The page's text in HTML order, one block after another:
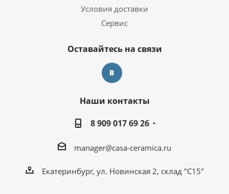
Условия доставки
Сервис
Оставайтесь на связи
Наши контакты
8 909 017 69 26
manager@casa-ceramica.ru
Екатеринбург, ул. Новинская 2, склад "С15"